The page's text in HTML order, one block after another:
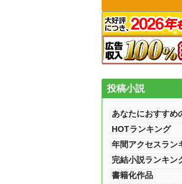
投稿小説
あなたにおすすめ
HOTランキング
年間アクセスラン
完結小説ランキン
書籍化作品